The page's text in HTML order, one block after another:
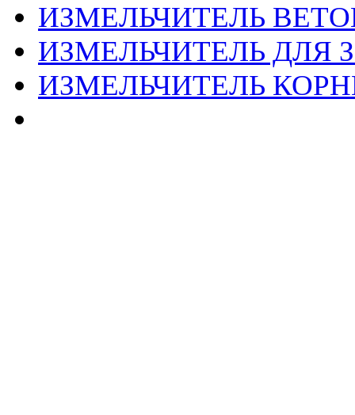
ИЗМЕЛЬЧИТЕЛЬ
ИЗМЕЛЬЧИТЕЛЬ ДЛЯ
ИЗМЕЛЬЧИТЕЛЬ